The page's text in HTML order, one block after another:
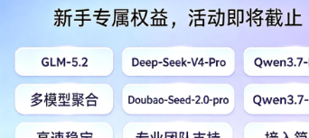
转发到动态 举报